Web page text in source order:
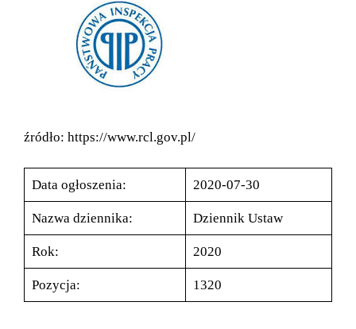
źródło: https://www.rcl.gov.pl/
Data ogłoszenia: 2020-07-30
Nazwa dziennika: Dziennik Ustaw
Rok: 2020
Pozycja: 1320